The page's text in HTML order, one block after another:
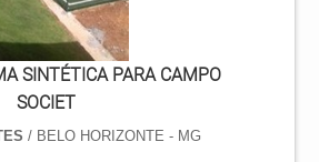
tecnologia na fabricação
de última
REFERÊNCIA DO
na Master Tapetes existe o
opções como tapete
SINTÉTICA PARA CAMPO
SOCIET
/ BELO HORIZONTE - MG